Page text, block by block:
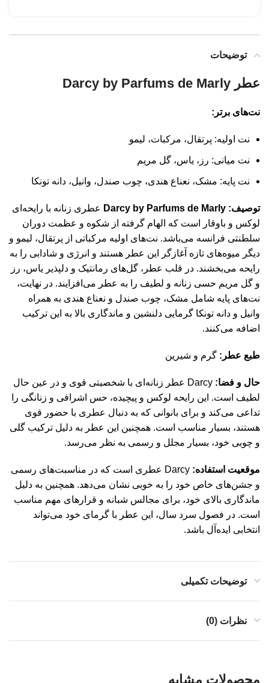
توضیحات
عطر Darcy by Parfums de Marly
نت‌های برتر:
نت اولیه: پرتقال، مرکبات، لیمو
نت میانی: رز، یاس، گل‌ مریم
نت پایه: مشک، نعناع هندی، چوب صندل، وانیل، دانه تونکا
توصیف: Darcy by Parfums de Marly عطری زنانه با رایحه‌ای
لوکس و باوقار است که الهام گرفته از شکوه و عظمت دوران
سلطنتی فرانسه می‌باشد. نت‌های اولیه مرکباتی از پرتقال، لیمو و
دیگر میوه‌های تازه آغازگر این عطر هستند و انرژی و شادابی را به
رایحه می‌بخشند. در قلب عطر، گل‌های رمانتیک و دلپذیر یاس، رز
و گل‌ مریم حسی زنانه و لطیف را به عطر می‌افزایند. در نهایت،
نت‌های پایه شامل مشک، چوب صندل و نعناع هندی به همراه
وانیل و دانه تونکا گرمایی دلنشین و ماندگاری بالا به این ترکیب
اضافه می‌کنند.
طبع عطر: گرم و شیرین
حال و فضا:
Darcy عطر زنانه‌ای با شخصیتی قوی و در عین حال
لطیف است. این رایحه لوکس و پیچیده، حس اشرافی و زنانگی را
تداعی می‌کند و برای بانوانی که به دنبال عطری با حضور قوی
هستند، بسیار مناسب است. همچنین این عطر به دلیل ترکیب گلی
و چوبی خود، بسیار مجلل و رسمی به نظر می‌رسد.
موقعیت استفاده:
Darcy عطری است که در مناسبت‌های رسمی
و جشن‌های خاص خود را به خوبی نشان می‌دهد. همچنین به دلیل
ماندگاری بالای خود، برای مجالس شبانه و قرارهای مهم مناسب
است. در فصول سرد سال، این عطر با گرمای خود می‌تواند
انتخابی ایده‌آل باشد.
توضیحات تکمیلی
نظرات (0)
محصولات مشابه